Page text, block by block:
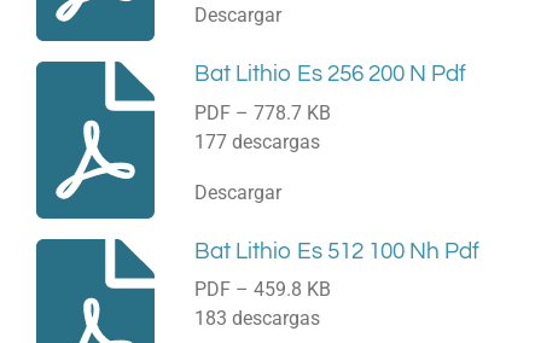
Descargar
Bat Lithio Es 256 200 N Pdf
PDF – 778.7 KB
177 descargas
Descargar
Bat Lithio Es 512 100 Nh Pdf
PDF – 459.8 KB
183 descargas